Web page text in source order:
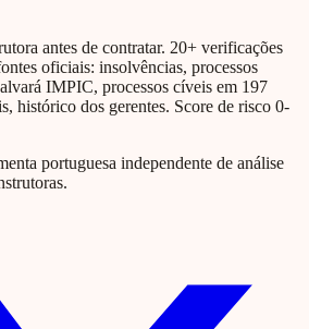
antes de contratar. 20+ verificações
oficiais: insolvências, processos
IMPIC, processos cíveis em 197
histórico dos gerentes. Score de risco 0-
portuguesa independente de análise